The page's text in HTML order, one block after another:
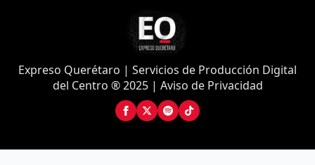
Expreso Querétaro | Servicios de Producción Digital
del Centro ® 2025 | Aviso de Privacidad